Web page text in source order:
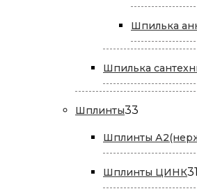
Шпилька
Шпилька
Шплинты33
Шплинты
Шплинты ЦИНК31